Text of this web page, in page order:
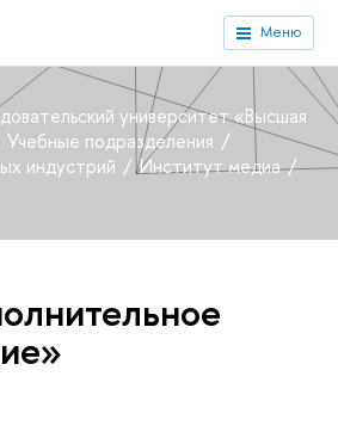
Меню
университет «Высшая
Учебные подразделения
индустрий
Институт медиа